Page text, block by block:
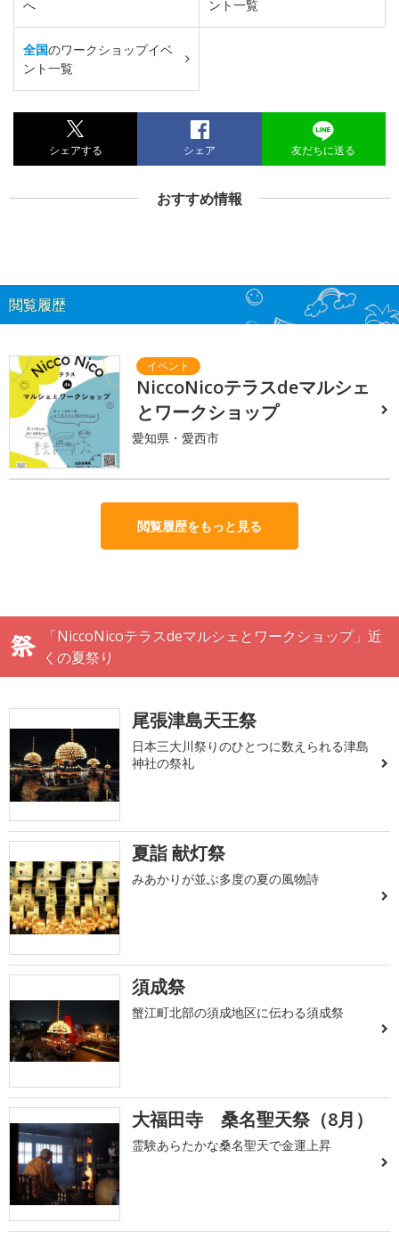
へ ント一覧
全国のワークショップイベ
ント一覧
シェアする シェア 友だちに送る
おすすめ情報
閲覧履歴
NiccoNicoテラスdeマルシェ
とワークショップ
愛知県・愛西市
閲覧履歴をもっと見る
「NiccoNicoテラスdeマルシェとワークショップ」近
くの夏祭り
尾張津島天王祭
日本三大川祭りのひとつに数えられる津島
神社の祭礼
夏詣 献灯祭
みあかりが並ぶ多度の夏の風物詩
須成祭
蟹江町北部の須成地区に伝わる須成祭
大福田寺 桑名聖天祭（8月）
霊験あらたかな桑名聖天で金運上昇